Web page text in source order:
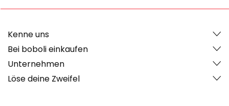
Bei boboli einkaufen
Unternehmen
Kenne uns
Löse deine Zweifel